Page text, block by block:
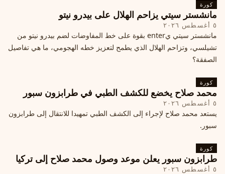
كورة
مانشستر سيتي يزاحم الهلال على بيدرو نيتو
٥ أغسطس ٢٠٢٦
مانشستر سيتي يenter بقوة على خط المفاوضات لضم بيدرو نيتو من
تشيلسي، وتزاحم الهلال الذي يطمح لتعزيز خطه الهجومي، ما هي تفاصيل
الصفقة؟
كورة
محمد صلاح يخضع للكشف الطبي في طرابزون سبور
٥ أغسطس ٢٠٢٦
يستعد محمد صلاح لإجراء إلى الكشف الطبي تمهيدا للانتقال إلى طرابزون
سبور.
كورة
طرابزون سبور يعلن موعد وصول محمد صلاح إلى تركيا
٥ أغسطس ٢٠٢٦